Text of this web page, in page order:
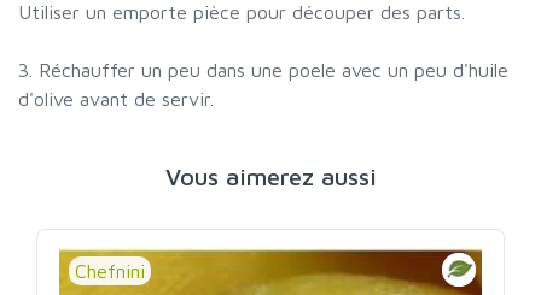
Utiliser un emporte pièce pour découper des parts.
3. Réchauffer un peu dans une poele avec un peu d'huile
d'olive avant de servir.
Vous aimerez aussi
Chefnini